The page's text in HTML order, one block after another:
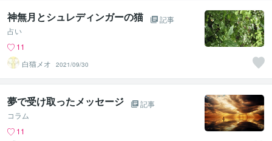
神無月とシュレディンガーの猫
記事
占い
11
白猫メオ
2021/09/30
夢で受け取ったメッセージ
記事
コラム
11